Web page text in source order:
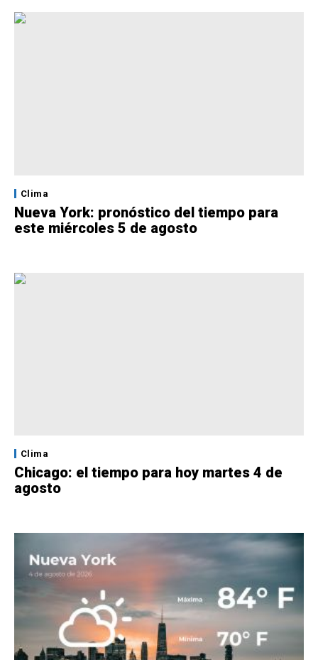
Clima
Nueva York: pronóstico del tiempo para
este miércoles 5 de agosto
Clima
Chicago: el tiempo para hoy martes 4 de
agosto